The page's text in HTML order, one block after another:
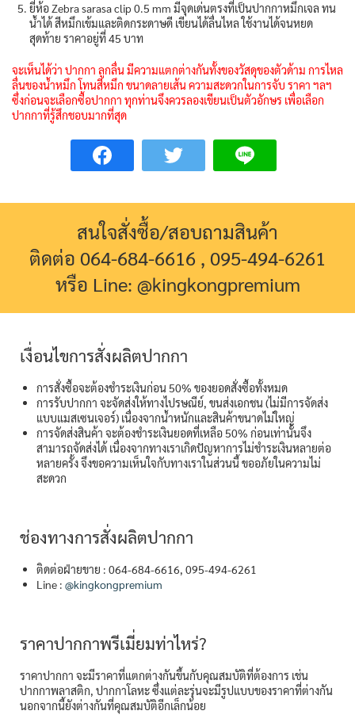
ยี่ห้อ Zebra sarasa clip 0.5 mm มีจุดเด่นตรงที่เป็นปากกาหมึกเจล ทน
น้ำได้ สีหมึกเข้มและติดกระดาษดี เขียนได้ลื่นไหล ใช้งานได้จนหยด
สุดท้าย ราคาอยู่ที่ 45 บาท
จะเห็นได้ว่า ปากกา ลูกลื่น มีความแตกต่างกันทั้งของวัสดุของตัวด้าม การไหล
ลื่นของน้ำหมึก โทนสีหมึก ขนาดลายเส้น ความสะดวกในการจับ ราคา ฯลฯ
ซึ่งก่อนจะเลือกซื้อปากกา ทุกท่านจึงควรลองเขียนเป็นตัวอักษร เพื่อเลือก
ปากกาที่รู้สึกชอบมากที่สุด
สนใจสั่งซื้อ/สอบถามสินค้า
ติดต่อ 064-684-6616 , 095-494-6261
หรือ Line: @kingkongpremium
เงื่อนไขการสั่งผลิตปากกา
การสั่งซื้อจะต้องชำระเงินก่อน 50% ของยอดสั่งซื้อทั้งหมด
การรับปากกา จะจัดส่งให้ทางไปรษณีย์, ขนส่งเอกชน (ไม่มีการจัดส่ง
แบบแมสเซนเจอร์) เนื่องจากน้ำหนักและสินค้าขนาดไม่ใหญ่
การจัดส่งสินค้า จะต้องชำระเงินยอดที่เหลือ 50% ก่อนเท่านั้นจึง
สามารถจัดส่งได้ เนื่องจากทางเราเกิดปัญหาการไม่ชำระเงินหลายต่อ
หลายครั้ง จึงขอความเห็นใจกับทางเราในส่วนนี้ ขออภัยในความไม่
สะดวก
ช่องทางการสั่งผลิตปากกา
ติดต่อฝ่ายขาย : 064-684-6616, 095-494-6261
Line : @kingkongpremium
ราคาปากกาพรีเมี่ยมท่าไหร่?
ราคาปากกา จะมีราคาที่แตกต่างกันขึ้นกับคุณสมบัติที่ต้องการ เช่น
ปากกาพลาสติก, ปากกาโลหะ ซึ่งแต่ละรุ่นจะมีรูปแบบของราคาที่ต่างกัน
นอกจากนี้ยังต่างกันที่คุณสมบัติอีกเล็กน้อย